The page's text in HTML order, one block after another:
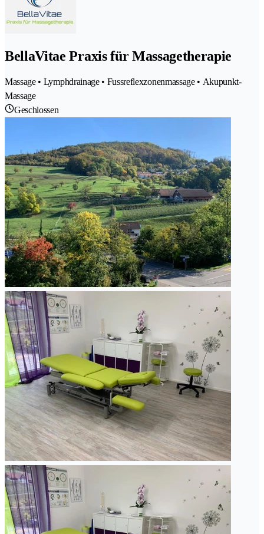
BellaVitae Praxis für Massagetherapie
Massage • Lymphdrainage • Fussreflexzonenmassage • Akupunkt-
Massage
Geschlossen